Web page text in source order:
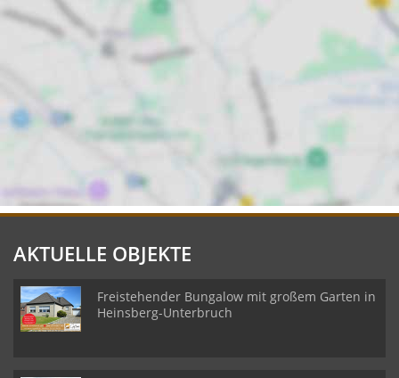
AKTUELLE OBJEKTE
Freistehender Bungalow mit großem Garten in
Heinsberg-Unterbruch